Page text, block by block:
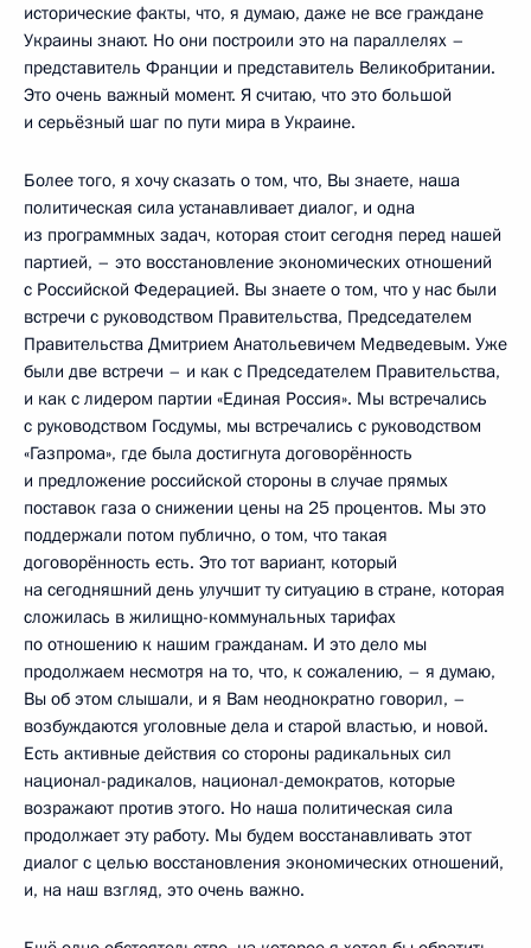
исторические факты, что, я думаю, даже не все граждане
Украины знают. Но они построили это на параллелях –
представитель Франции и представитель Великобритании.
Это очень важный момент. Я считаю, что это большой
и серьёзный шаг по пути мира в Украине.
Более того, я хочу сказать о том, что, Вы знаете, наша
политическая сила устанавливает диалог, и одна
из программных задач, которая стоит сегодня перед нашей
партией, – это восстановление экономических отношений
с Российской Федерацией. Вы знаете о том, что у нас были
встречи с руководством Правительства, Председателем
Правительства Дмитрием Анатольевичем Медведевым. Уже
были две встречи – и как с Председателем Правительства,
и как с лидером партии «Единая Россия». Мы встречались
с руководством Госдумы, мы встречались с руководством
«Газпрома», где была достигнута договорённость
и предложение российской стороны в случае прямых
поставок газа о снижении цены на 25 процентов. Мы это
поддержали потом публично, о том, что такая
договорённость есть. Это тот вариант, который
на сегодняшний день улучшит ту ситуацию в стране, которая
сложилась в жилищно-коммунальных тарифах
по отношению к нашим гражданам. И это дело мы
продолжаем несмотря на то, что, к сожалению, – я думаю,
Вы об этом слышали, и я Вам неоднократно говорил, –
возбуждаются уголовные дела и старой властью, и новой.
Есть активные действия со стороны радикальных сил
национал-радикалов, национал-демократов, которые
возражают против этого. Но наша политическая сила
продолжает эту работу. Мы будем восстанавливать этот
диалог с целью восстановления экономических отношений,
и, на наш взгляд, это очень важно.